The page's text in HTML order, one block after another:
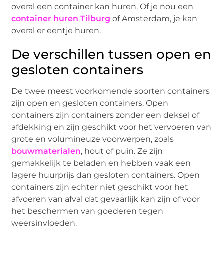
overal een container kan huren. Of je nou een
container huren Tilburg of Amsterdam, je kan
overal er eentje huren.
De verschillen tussen open en
gesloten containers
De twee meest voorkomende soorten containers
zijn open en gesloten containers. Open
containers zijn containers zonder een deksel of
afdekking en zijn geschikt voor het vervoeren van
grote en volumineuze voorwerpen, zoals
bouwmaterialen, hout of puin. Ze zijn
gemakkelijk te beladen en hebben vaak een
lagere huurprijs dan gesloten containers. Open
containers zijn echter niet geschikt voor het
afvoeren van afval dat gevaarlijk kan zijn of voor
het beschermen van goederen tegen
weersinvloeden.